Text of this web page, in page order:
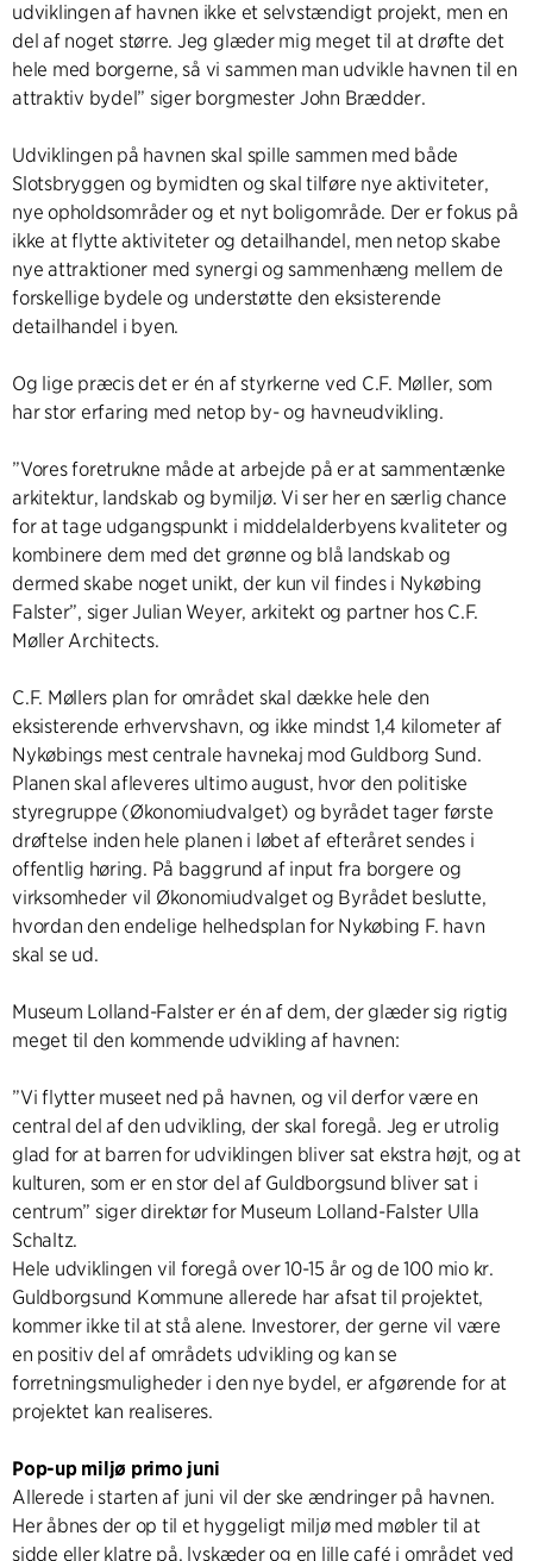
udviklingen af havnen ikke et selvstændigt projekt, men en
del af noget større. Jeg glæder mig meget til at drøfte det
hele med borgerne, så vi sammen man udvikle havnen til en
attraktiv bydel” siger borgmester John Brædder.
Udviklingen på havnen skal spille sammen med både
Slotsbryggen og bymidten og skal tilføre nye aktiviteter,
nye opholdsområder og et nyt boligområde. Der er fokus på
ikke at flytte aktiviteter og detailhandel, men netop skabe
nye attraktioner med synergi og sammenhæng mellem de
forskellige bydele og understøtte den eksisterende
detailhandel i byen.
Og lige præcis det er én af styrkerne ved C.F. Møller, som
har stor erfaring med netop by- og havneudvikling.
”Vores foretrukne måde at arbejde på er at sammentænke
arkitektur, landskab og bymiljø. Vi ser her en særlig chance
for at tage udgangspunkt i middelalderbyens kvaliteter og
kombinere dem med det grønne og blå landskab og
dermed skabe noget unikt, der kun vil findes i Nykøbing
Falster”, siger Julian Weyer, arkitekt og partner hos C.F.
Møller Architects.
C.F. Møllers plan for området skal dække hele den
eksisterende erhvervshavn, og ikke mindst 1,4 kilometer af
Nykøbings mest centrale havnekaj mod Guldborg Sund.
Planen skal afleveres ultimo august, hvor den politiske
styregruppe (Økonomiudvalget) og byrådet tager første
drøftelse inden hele planen i løbet af efteråret sendes i
offentlig høring. På baggrund af input fra borgere og
virksomheder vil Økonomiudvalget og Byrådet beslutte,
hvordan den endelige helhedsplan for Nykøbing F. havn
skal se ud.
Museum Lolland-Falster er én af dem, der glæder sig rigtig
meget til den kommende udvikling af havnen:
”Vi flytter museet ned på havnen, og vil derfor være en
central del af den udvikling, der skal foregå. Jeg er utrolig
glad for at barren for udviklingen bliver sat ekstra højt, og at
kulturen, som er en stor del af Guldborgsund bliver sat i
centrum” siger direktør for Museum Lolland-Falster Ulla
Schaltz.
Hele udviklingen vil foregå over 10-15 år og de 100 mio kr.
Guldborgsund Kommune allerede har afsat til projektet,
kommer ikke til at stå alene. Investorer, der gerne vil være
en positiv del af områdets udvikling og kan se
forretningsmuligheder i den nye bydel, er afgørende for at
projektet kan realiseres.
Pop-up miljø primo juni
Allerede i starten af juni vil der ske ændringer på havnen.
Her åbnes der op til et hyggeligt miljø med møbler til at
sidde eller klatre på, lyskæder og en lille café i området ved